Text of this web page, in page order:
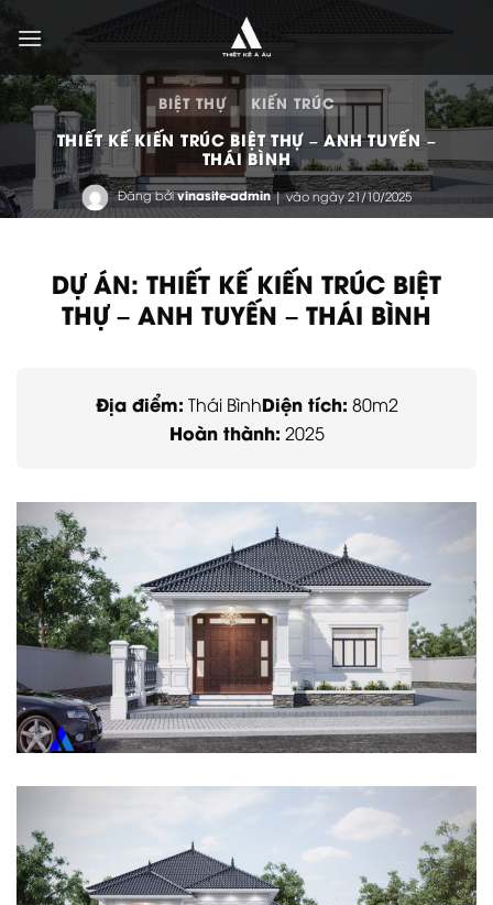
qua
dung
BIỆT THỰ KIẾN TRÚC
THIẾT KẾ KIẾN TRÚC BIỆT THỰ – ANH TUYẾN –
THÁI BÌNH
Đăng bởivinasite-admin| vào ngày 21/10/2025
DỰ ÁN: THIẾT KẾ KIẾN TRÚC BIỆT
THỰ – ANH TUYẾN – THÁI BÌNH
Địa điểm: Thái BìnhDiện tích: 80m2
Hoàn thành: 2025